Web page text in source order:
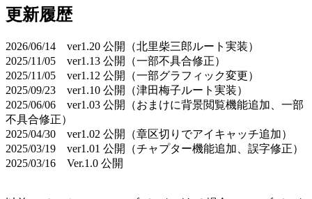
更新履歴
2026/06/14 ver1.20 公開（北里柴三郎ルート実装）
2025/11/05 ver1.13 公開（一部不具合修正）
2025/11/05 ver1.12 公開（一部グラフィック変更）
2025/09/23 ver1.10 公開（津田梅子ルート実装）
2025/06/06 ver1.03 公開（おまけに背景閲覧機能追加、一部
不具合修正）
2025/04/30 ver1.02 公開（章区切りでアイキャッチ追加）
2025/03/19 ver1.01 公開（チャプター機能追加、誤字修正）
2025/03/16 Ver.1.0 公開